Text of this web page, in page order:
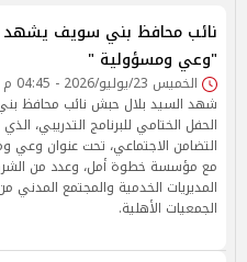
نائب محافظ بني سويف يشهد
"وعي ومسؤولية "
الخميس 23/يوليو/2026 - 04:45 م
شهد السيد بلال حبش نائب محافظ
الحفل الختامي للبرنامج التدريبي،
التضامن الاجتماعي، تحت عنوان وعي
مع مؤسسة خطوة أمل، وعدد من
المديريات الخدمية والمجتمع
الجمعيات الأهلية.